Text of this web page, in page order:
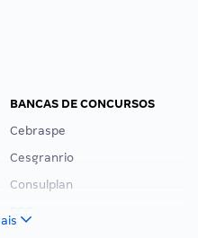
BANCAS DE CONCURSOS
Cebraspe
Cesgranrio
Consulplan